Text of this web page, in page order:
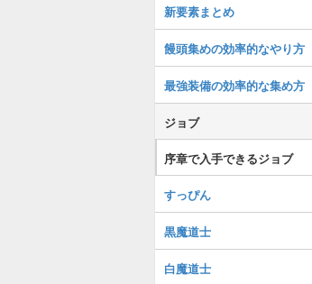
新要素まとめ
饅頭集めの効率的なやり方
最強装備の効率的な集め方
ジョブ
序章で入手できるジョブ
すっぴん
黒魔道士
白魔道士